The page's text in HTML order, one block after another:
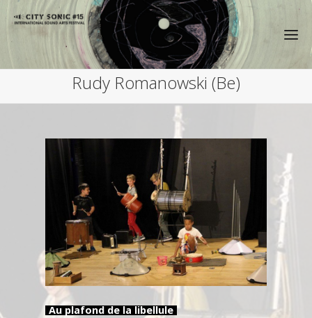
Rudy Romanowski (Be)
Au plafond de la libellule